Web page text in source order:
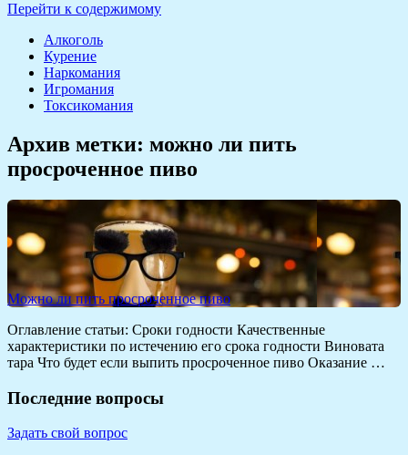
Перейти к содержимому
Алкоголь
Курение
Наркомания
Игромания
Токсикомания
Архив метки: можно ли пить
просроченное пиво
Можно ли пить просроченное пиво
Оглавление статьи: Сроки годности Качественные
характеристики по истечению его срока годности Виновата
тара Что будет если выпить просроченное пиво Оказание …
Последние вопросы
Задать свой вопрос